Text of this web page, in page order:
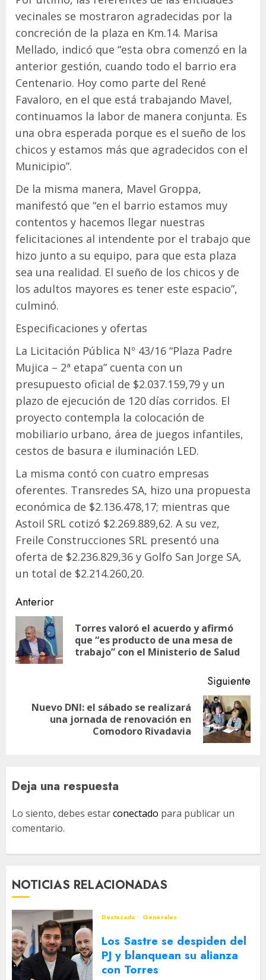
vecinales se mostraron agradecidas por la
concreción de la plaza en Km.14. Marisa
Mellado, indicó que “esta obra comenzó en la
anterior gestión, cuando todo el barrio era
Centenario. Hoy como parte del René
Favaloro, en el que está trabajando Mavel,
continuamos la labor de manera conjunta. Es
una obra esperada porque es el sueño de los
chicos y estamos más que agradecidos con el
Municipio”.
De la misma manera, Mavel Groppa,
manifestó que “en el barrio estamos muy
contentos y hacemos llegar nuestras
felicitaciones al intendente por el trabajo que
hizo junto a su equipo, para que esta plaza
sea una realidad. El sueño de los chicos y de
los adultos mayores es tener este espacio”,
culminó.
Especificaciones y ofertas
La Licitación Pública Nº 43/16 “Plaza Padre
Mujica – 2ª etapa” cuenta con un
presupuesto oficial de $2.037.159,79 y un
plazo de ejecución de 120 días corridos. El
proyecto contempla la colocación de
mobiliario urbano, área de juegos infantiles,
cestos de basura e iluminación LED.
La misma contó con cuatro empresas
oferentes. Transredes SA, hizo una propuesta
económica de $2.136.478,17; mientras que
Astoil SRL cotizó $2.269.889,62. A su vez,
Freile Construcciones SRL presentó una
oferta de $2.236.829,36 y Golfo San Jorge SA,
un total de $2.214.260,20.
Navegación
de
entradas
Anterior
Torres valoró el acuerdo y afirmó
que “es producto de una mesa de
trabajo” con el Ministerio de Salud
Siguiente
Siguiente
Nuevo DNI: el sábado se realizará
una jornada de renovación en
Comodoro Rivadavia
Deja una respuesta
Lo siento, debes estarconectado para publicar un
comentario.
NOTICIAS RELACIONADAS
Destacada Generales
Los Sastre se despiden del
PJ y blanquean su alianza
con Torres